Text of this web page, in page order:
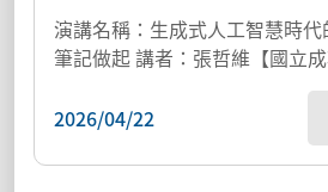
演講名稱：生成式人工智慧時
筆記做起 講者：張哲維【國立成功大學歷史學系助
2026/04/22